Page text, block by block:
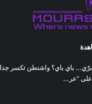
برّي... باي باي؟ واشنطن تكسر
على "عر...